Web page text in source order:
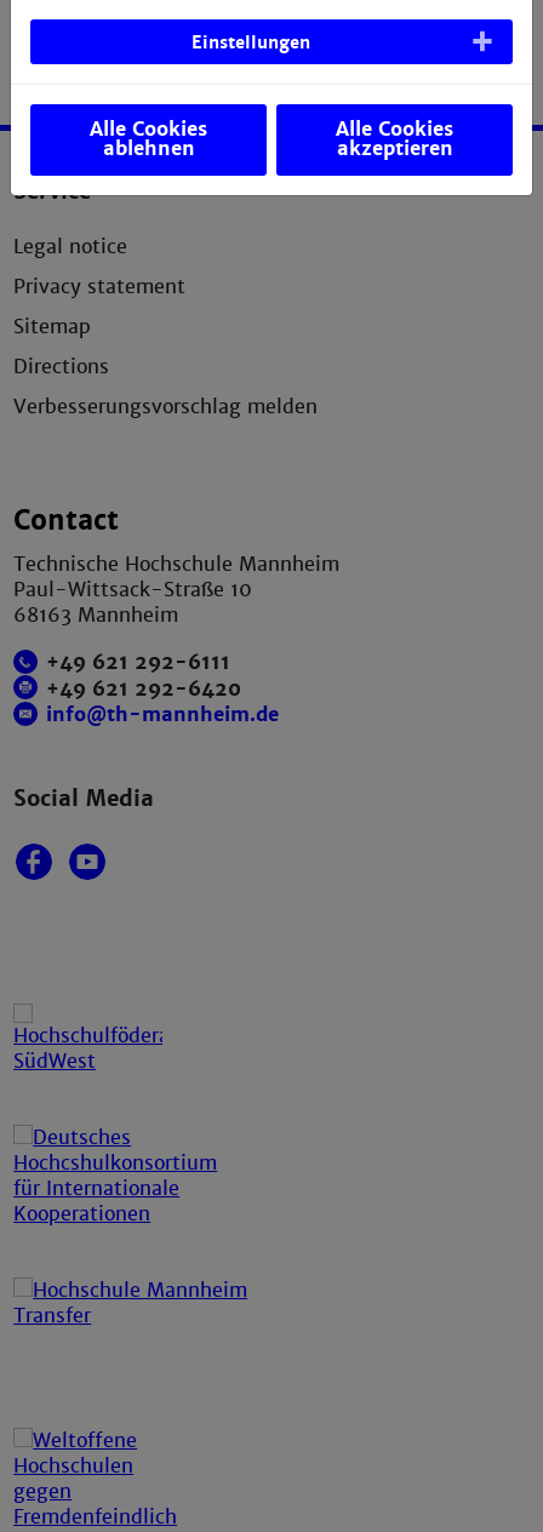
Service
Legal notice
Privacy statement
Sitemap
Directions
Verbesserungsvorschlag melden
Contact
Technische Hochschule Mannheim
Paul-Wittsack-Straße 10
68163 Mannheim
+49 621 292-6111
+49 621 292-6420
info@th-mannheim.de
Social Media
Einstellungen
Alle Cookies
ablehnen
Alle Cookies
akzeptieren